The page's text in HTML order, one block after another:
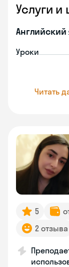
Услуги и
Английский
Уроки
Читать
5
2 отзыва